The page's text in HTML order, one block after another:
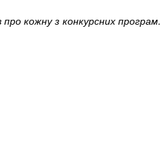
про кожну з конкурсних програм.